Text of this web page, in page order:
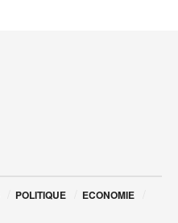
POLITIQUE
ECONOMIE